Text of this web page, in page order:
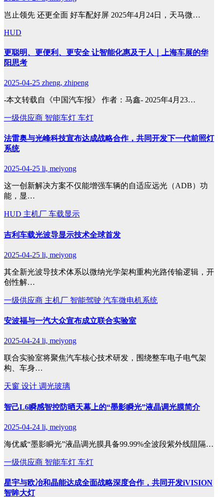
岂止领先 还更全面 好车配好屏 2025年4月24日，天马微…
HUD
更聪明、更便利、更安全 让智能化惠及于人｜上海车展的华
阳思考
2025-04-25 zheng, zhipeng
-本文转载自《中国汽车报》 作者：马鑫- 2025年4月23…
一级供应商 智能车灯 车灯
法雷奥与光峰科技宣布达成战略合作，共同开发下一代前照灯
系统
2025-04-25 li, meiyong
这一创新解决方案不仅能增强车辆的自适应远光（ADB）功
能，显…
HUD 主机厂 车载显示
吉利车载光波导显示技术全球首发
2025-04-25 li, meiyong
其全新光波导技术体系以微纳光学架构重构光路传输逻辑，开
创性解…
一级供应商 主机厂 智能驾驶 汽车微电机系统
安波福与一汽大众宣布成立联合实验室
2025-04-24 li, meiyong
联合实验室将聚焦汽车核心技术研发，围绕整车电子电气架
构、车身…
天窗 设计 调光玻璃
智己L6瞬感智控防晒天幕上的“墨影瞬光”液晶调光膜简介
2025-04-24 li, meiyong
海优威“墨影瞬光”液晶调光膜具备99.99%全波段紫外线阻隔…
一级供应商 智能车灯 车灯
星宇与欧冶和晶能达成全面战略深度合作，共同开发iVISION
智眸大灯